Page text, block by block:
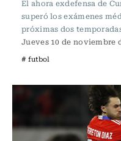
El ahora exdefensa de
superó los exámenes
próximas dos
Jueves 10 de noviembre
# futbol